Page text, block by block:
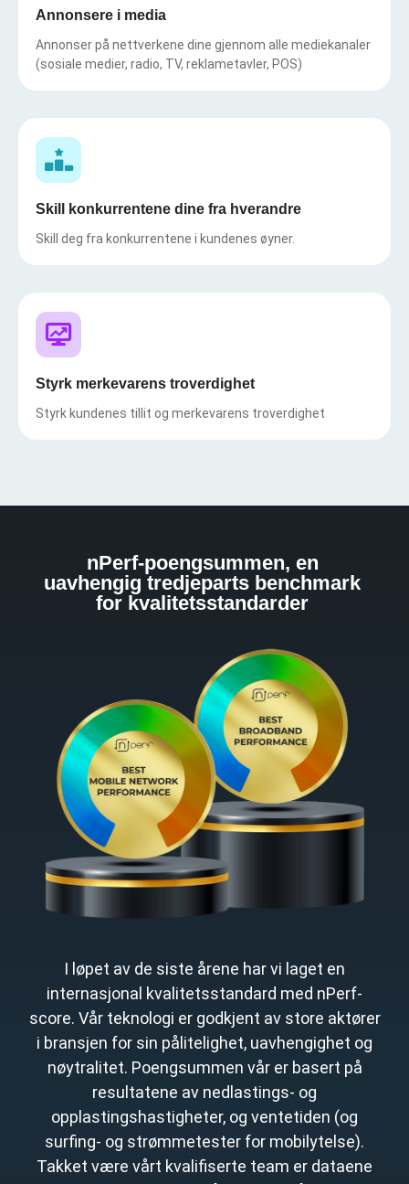
Annonsere i media
Annonser på nettverkene dine gjennom alle mediekanaler
(sosiale medier, radio, TV, reklametavler, POS)
Skill konkurrentene dine fra hverandre
Skill deg fra konkurrentene i kundenes øyner.
Styrk merkevarens troverdighet
Styrk kundenes tillit og merkevarens troverdighet
nPerf-poengsummen, en
uavhengig tredjeparts benchmark
for kvalitetsstandarder
I løpet av de siste årene har vi laget en
internasjonal kvalitetsstandard med nPerf-
score. Vår teknologi er godkjent av store aktører
i bransjen for sin pålitelighet, uavhengighet og
nøytralitet. Poengsummen vår er basert på
resultatene av nedlastings- og
opplastingshastigheter, og ventetiden (og
surfing- og strømmetester for mobilytelse).
Takket være vårt kvalifiserte team er dataene